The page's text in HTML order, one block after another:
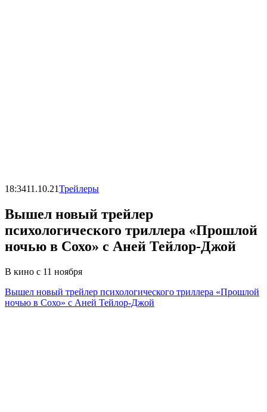
18:3411.10.21Трейлеры
Вышел новый трейлер
психологического триллера «Прошлой
ночью в Сохо» с Аней Тейлор-Джой
В кино с 11 ноября
Вышел новый трейлер психологического триллера «Прошлой
ночью в Сохо» с Аней Тейлор-Джой